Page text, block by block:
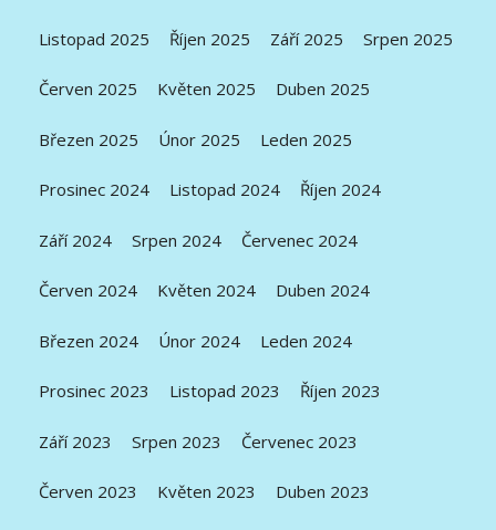
Listopad 2025 Říjen 2025 Září 2025 Srpen 2025
Červen 2025 Květen 2025 Duben 2025
Březen 2025 Únor 2025 Leden 2025
Prosinec 2024 Listopad 2024 Říjen 2024
Září 2024 Srpen 2024 Červenec 2024
Červen 2024 Květen 2024 Duben 2024
Březen 2024 Únor 2024 Leden 2024
Prosinec 2023 Listopad 2023 Říjen 2023
Září 2023 Srpen 2023 Červenec 2023
Červen 2023 Květen 2023 Duben 2023